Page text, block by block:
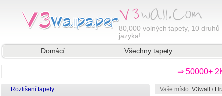
80,000 volných tapety, 10 druhů
jazyka!
Domácí
Všechny tapety
⇒ 50000+
Rozlišení tapety Vaše místo: V3wall /